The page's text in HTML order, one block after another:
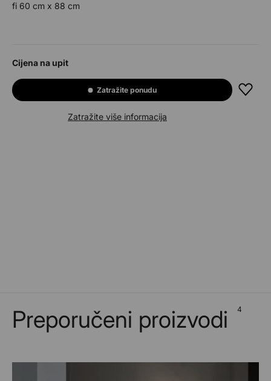
fi 60 cm x 88 cm
Cijena na upit
Zatražite ponudu
Zatražite više informacija
Preporučeni proizvodi 4